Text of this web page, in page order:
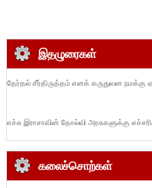
இதழுரைகள்
தேர்தல் சீர்திருத்தம் எனக் கருதுவன
எச்சு இராசாவின் தோல்வி அரசுகளுக்கு
கலைச்சொற்கள்